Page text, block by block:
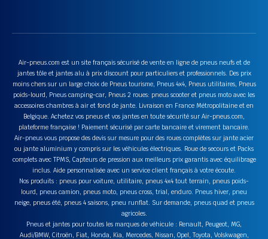
Air-pneus.com est un site français sécurisé de vente en ligne de pneus neufs et de
jantes tôle et jantes alu à prix discount pour particuliers et professionnels. Des prix
moins chers sur un large choix de Pneus tourisme, Pneus 4x4, Pneus utilitaires, Pneus
poids-lourd, Pneus camping-car, Pneus 2 roues: pneus scooter et pneus moto avec les
accessoires chambres à air et fond de jante. Livraison en France Métropolitaine et en
Belgique. Achetez vos pneus et vos jantes en toute sécurité sur Air-pneus.com,
plateforme française ! Paiement sécurisé par carte bancaire et virement bancaire.
Air-pneus vous propose des devis sur mesure pour des roues complètes sur jante acier
ou jante aluminium y compris sur les véhicules électriques. Roue de secours et Packs
complets avec TPMS, Capteurs de pression aux meilleurs prix garantis avec équilibrage
inclus. Aide personnalisée avec un service client français à votre écoute.
Nos produits : pneus pour voiture, utilitaire, pneus 4x4 tout terrain, pneus poids-
lourd, pneus camion, pneus moto, pneus cross, trial, enduro. Pneus hiver, pneu
neige, pneus été, pneus 4 saisons, pneu runflat. Sur demande, pneus quad et pneus
agricoles.
Pneus et jantes pour toutes les marques de véhicule : Renault, Peugeot, MG,
Audi/BMW, Citroën, Fiat, Honda, Kia, Mercedes, Nissan, Opel, Toyota, Volskwagen,